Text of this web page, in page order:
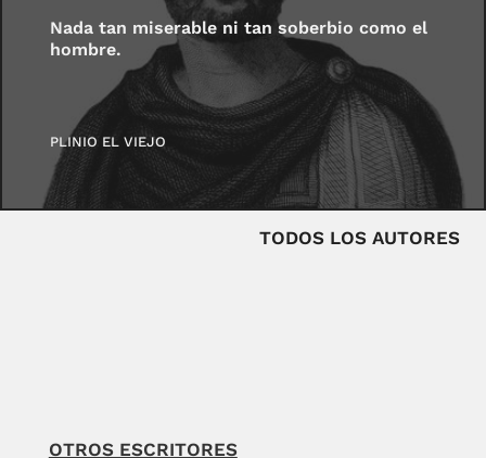
Nada tan miserable ni tan soberbio como el
hombre.
PLINIO EL VIEJO
TODOS LOS AUTORES
OTROS ESCRITORES